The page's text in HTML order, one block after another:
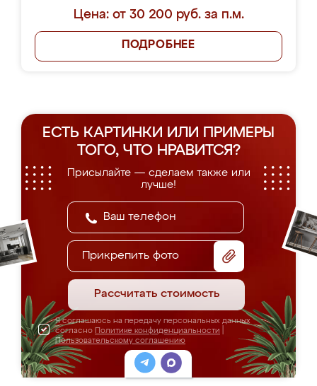
Цена: от 30 200 руб. за п.м.
ПОДРОБНЕЕ
ЕСТЬ КАРТИНКИ ИЛИ ПРИМЕРЫ
ТОГО, ЧТО НРАВИТСЯ?
Присылайте — сделаем также или
лучше!
Прикрепить фото
Рассчитать стоимость
Я соглашаюсь на передачу персональных данных
согласно Политике конфиденциальности
Пользовательскому соглашению